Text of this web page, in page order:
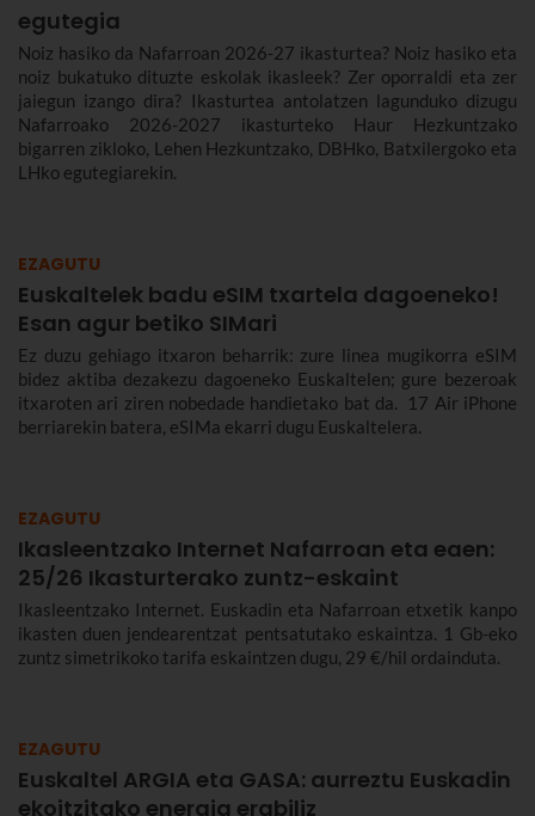
egutegia
Noiz hasiko da Nafarroan 2026-27 ikasturtea? Noiz hasiko eta
noiz bukatuko dituzte eskolak ikasleek? Zer oporraldi eta zer
jaiegun izango dira? Ikasturtea antolatzen lagunduko dizugu
Nafarroako 2026-2027 ikasturteko Haur Hezkuntzako
bigarren zikloko, Lehen Hezkuntzako, DBHko, Batxilergoko eta
LHko egutegiarekin.
EZAGUTU
Euskaltelek badu eSIM txartela dagoeneko!
Esan agur betiko SIMari
Ez duzu gehiago itxaron beharrik: zure linea mugikorra eSIM
bidez aktiba dezakezu dagoeneko Euskaltelen; gure bezeroak
itxaroten ari ziren nobedade handietako bat da. 17 Air iPhone
berriarekin batera, eSIMa ekarri dugu Euskaltelera.
EZAGUTU
Ikasleentzako Internet Nafarroan eta eaen:
25/26 Ikasturterako zuntz-eskaint
Ikasleentzako Internet. Euskadin eta Nafarroan etxetik kanpo
ikasten duen jendearentzat pentsatutako eskaintza. 1 Gb-eko
zuntz simetrikoko tarifa eskaintzen dugu, 29 €/hil ordainduta.
EZAGUTU
Euskaltel ARGIA eta GASA: aurreztu Euskadin
ekoitzitako energia erabiliz